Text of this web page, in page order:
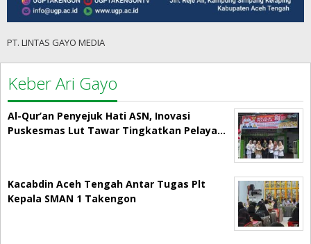
PT. LINTAS GAYO MEDIA
Keber Ari Gayo
Al-Qur’an Penyejuk Hati ASN, Inovasi
Puskesmas Lut Tawar Tingkatkan Pelaya…
Kacabdin Aceh Tengah Antar Tugas Plt
Kepala SMAN 1 Takengon